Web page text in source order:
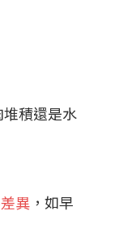
積還是水
異 ，如早